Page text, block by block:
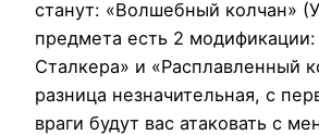
станут: «Волшебный колчан»
предмета есть 2 модификации:
Сталкера» и «Расплавленный
разница незначительная, с
враги будут вас атаковать с